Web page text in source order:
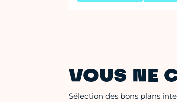
VOUS NE
Sélection des bons plans